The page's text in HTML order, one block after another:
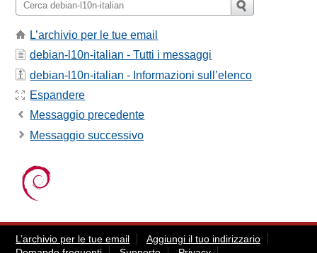
L’archivio per le tue email
debian-l10n-italian - Tutti i messaggi
debian-l10n-italian - Informazioni sull’elenco
Espandere
Messaggio precedente
Messaggio successivo
L’archivio per le tue email
Aggiungi il tuo indirizzario